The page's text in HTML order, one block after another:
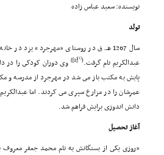
نویسنده: سعید عباس زاده
تولد
سال 1267 هـ.ق در روستاى «مهرجرد»
عبدالکریم نام گرفت.(
[1]
[1])
وى دوران کودکى را در
پایش به مکتب باز مى شد در مهرجرد از مدرسه و
عمرشان را در مزارع سپرى مى کردند. اما
دانش اندوزى برایش فراهم شد.
آغاز تحصیل
«روزى یکى از بستگانش به نام محمد جعفر